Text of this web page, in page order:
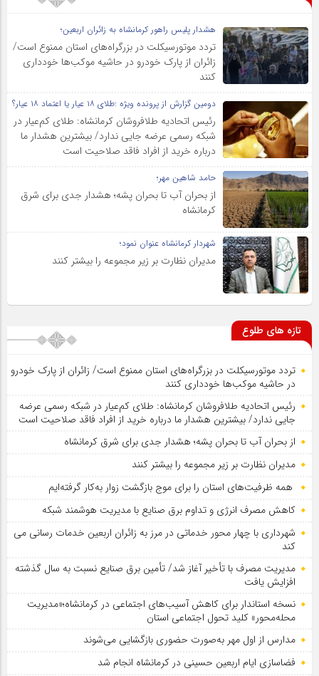
هشدار پلیس راهور کرمانشاه به زائران اربعین؛
تردد موتورسیکلت در بزرگراه‌های استان ممنوع است/
زائران از پارک خودرو در حاشیه موکب‌ها خودداری
کنند
دومین گزارش از پرونده ویژه :طلای ۱۸ عیار یا اعتماد ۱۸ عیار؟
رئیس اتحادیه طلافروشان کرمانشاه: طلای کم‌عیار در
شبکه رسمی عرضه جایی ندارد/ بیشترین هشدار ما
درباره خرید از افراد فاقد صلاحیت است
حامد شاهین مهر؛
از بحران آب تا بحران پشه؛ هشدار جدی برای شرق
کرمانشاه
شهردار کرمانشاه عنوان نمود؛
مدیران نظارت بر زیر مجموعه را بیشتر کنند
تازه های طلوع
تردد موتورسیکلت در بزرگراه‌های استان ممنوع است/ زائران از پارک خودرو
در حاشیه موکب‌ها خودداری کنند
رئیس اتحادیه طلافروشان کرمانشاه: طلای کم‌عیار در شبکه رسمی عرضه
جایی ندارد/ بیشترین هشدار ما درباره خرید از افراد فاقد صلاحیت است
از بحران آب تا بحران پشه؛ هشدار جدی برای شرق کرمانشاه
مدیران نظارت بر زیر مجموعه را بیشتر کنند
همه ظرفیت‌های استان را برای موج بازگشت زوار به‌کار گرفته‌ایم
کاهش مصرف انرژی و تداوم برق صنایع با مدیریت هوشمند شبکه
شهرداری با چهار محور خدماتی در مرز به زائران اربعین خدمات رسانی می
کند
مدیریت مصرف با تأخیر آغاز شد/ تأمین برق صنایع نسبت به سال گذشته
افزایش یافت
نسخه استاندار برای کاهش آسیب‌های اجتماعی در کرمانشاه؛«مدیریت
محله‌محور» کلید تحول اجتماعی استان
مدارس از اول مهر به‌صورت حضوری بازگشایی می‌شوند
فضاسازی ایام اربعین حسینی در کرمانشاه انجام شد